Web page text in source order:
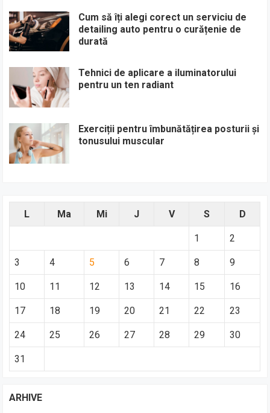
Cum să îți alegi corect un serviciu de
detailing auto pentru o curățenie de
durată
Tehnici de aplicare a iluminatorului
pentru un ten radiant
Exerciții pentru îmbunătățirea posturii și
tonusului muscular
L Ma Mi J V S D
1 2
3 4 5 6 7 8 9
10 11 12 13 14 15 16
17 18 19 20 21 22 23
24 25 26 27 28 29 30
31
ARHIVE